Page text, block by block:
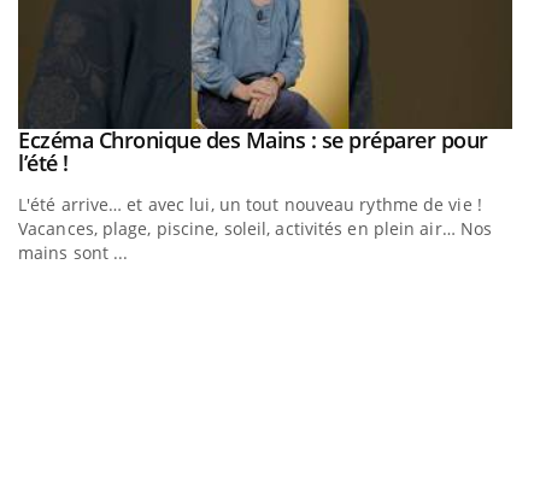
Youtube
Eczéma Chronique des Mains : se préparer pour
l’été !Youtube
L'été arrive… et avec lui, un tout nouveau rythme de vie !
Vacances, plage, piscine, soleil, activités en plein air… Nos
mains sont ...